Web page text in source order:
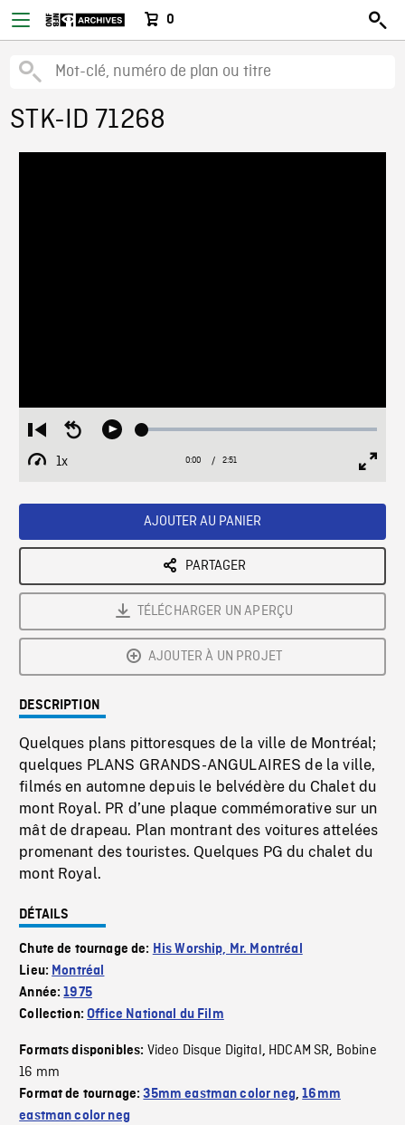
0
STK-ID 71268
Restart
from
beginning
Seek
Play Loaded:
1x
Playback
Current
0:00 / Duration
2:51
AJOUTER AU PANIER
PARTAGER
TÉLÉCHARGER UN APERÇU
AJOUTER À UN PROJET
DESCRIPTION
Quelques plans pittoresques de la ville de Montréal;
quelques PLANS GRANDS-ANGULAIRES de la ville,
filmés en automne depuis le belvédère du Chalet du
mont Royal. PR d’une plaque commémorative sur un
mât de drapeau. Plan montrant des voitures attelées
promenant des touristes. Quelques PG du chalet du
mont Royal.
DÉTAILS
Chute de tournage de: His Worship, Mr. Montréal
Lieu: Montréal
Année:1975
Collection:Office National du Film
Formats disponibles: Video Disque Digital, HDCAM SR, Bobine
16 mm
Format de tournage:35mm eastman color neg,16mm
eastman color neg